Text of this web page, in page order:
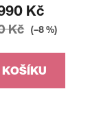
Kč
Kč (–8 %)